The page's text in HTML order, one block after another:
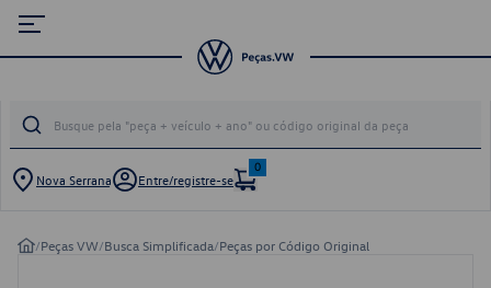
Nova Serrana Entre/registre-se
0
/Peças VW/Busca Simplificada/Peças por Código Original